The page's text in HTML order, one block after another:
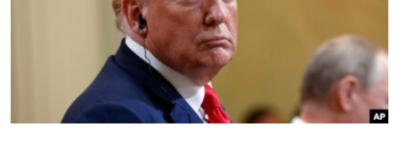
Learning English
СОЦИАЛЬНЫЕ СЕТИ